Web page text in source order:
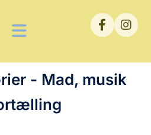
- Mad, musik